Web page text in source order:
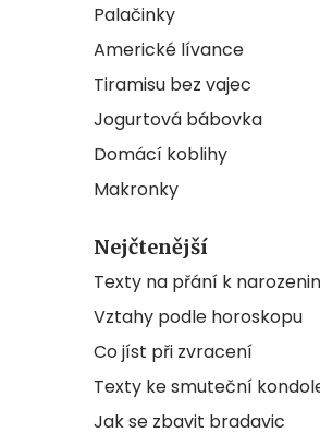
Palačinky
Americké lívance
Tiramisu bez vajec
Jogurtová bábovka
Domácí koblihy
Makronky
Nejčtenější
Texty na přání k
Vztahy podle horoskopu
Co jíst při zvracení
Texty ke smuteční
Jak se zbavit bradavic